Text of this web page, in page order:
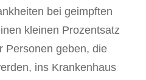
bei geimpften
kleinen Prozentsatz
Personen geben, die
ins Krankenhaus